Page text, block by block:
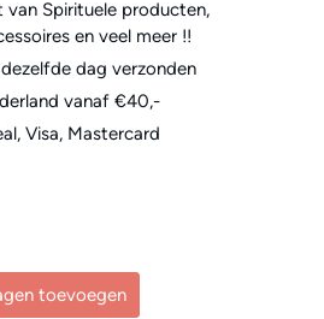
Spirituele producten,
en veel meer !!
dag verzonden
vanaf €40,-
Visa, Mastercard
toevoegen